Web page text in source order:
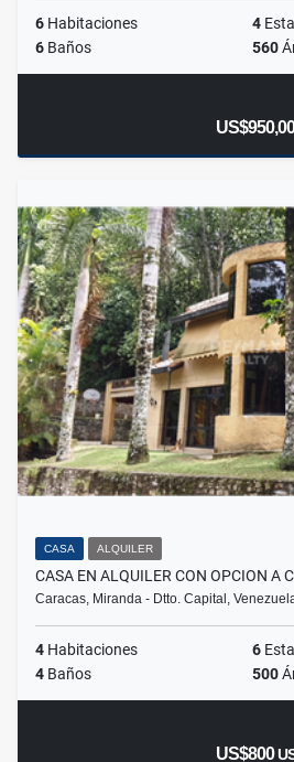
6 Habitaciones 4
6 Baños 560
CASA ALQUILER
CASA EN ALQUILER CON OPCION A
Caracas, Miranda - Dtto. Capital,
4 Habitaciones 6
4 Baños 500
US$800